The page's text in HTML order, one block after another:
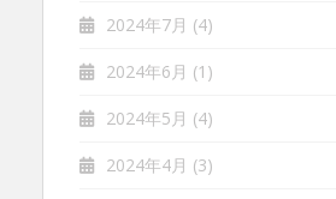
2024年7月 (4)
2024年6月 (1)
2024年5月 (4)
2024年4月 (3)